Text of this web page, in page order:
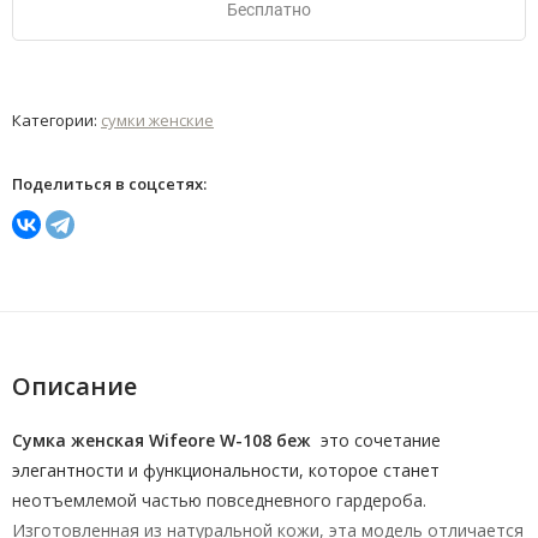
Бесплатно
Категории: сумки женские
Поделиться в соцсетях:
Описание
Сумка женская Wifeore W-108 беж это сочетание
элегантности и функциональности, которое станет
неотъемлемой частью повседневного гардероба.
Изготовленная из натуральной кожи, эта модель отличается